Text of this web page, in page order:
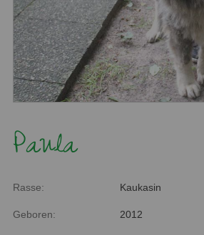
Paula
Rasse: Kaukasin
Geboren: 2012